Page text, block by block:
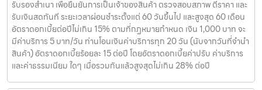
รับรองสำเนา เพื่อยืนยันการเป็นเจ้าของสินค้า ตรวจสอบสภาพ ตีราคา และ
รับเงินสดทันที ระยะเวลาผ่อนชำระตั้งแต่ 60 วันขึ้นไป และสูงสุด 60 เดือน
อัตราดอกเบี้ยต่อปีไม่เกิน 15% ตามที่กฏหมายกำหนด เงิน 1,000 บาท จะ
มีค่าบริการ 5 บาท/วัน ท่านโอนเงินค่าบริการทุก 20 วัน (นับจากวันที่จำนำ
สินค้า) อัตราดอกเบี้ยร้อยละ 15 ต่อปี โดยอัตราดอกเบี้ยค่าปรับ ค่าบริการ
และค่าธรรมเนียม ใดๆ เมื่อรวมกันแล้วสูงสุดไม่เกิน 28% ต่อปี